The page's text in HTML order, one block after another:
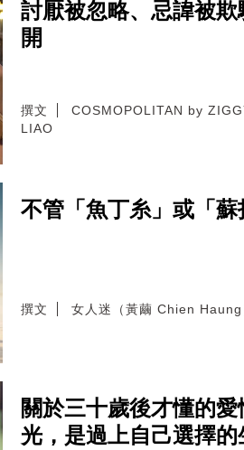
討厭被忽略、忌諱被
開
撰文
COSMOPOLITAN by
LIAO
不管「魚丁糸」或「
撰文 女人迷（黃繭 Chien Haung
關於三十歲後才懂的
光，是過上自己選擇的